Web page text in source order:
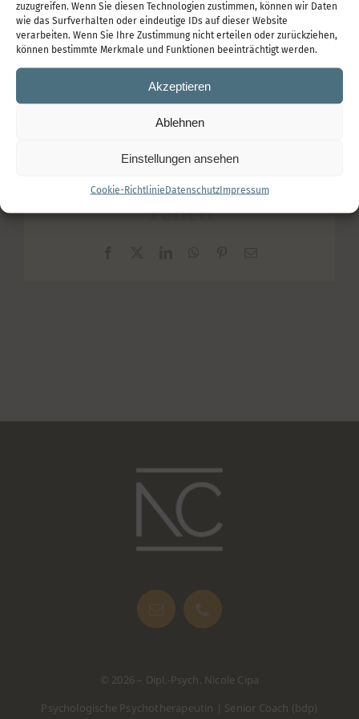
zuzugreifen. Wenn Sie diesen Technologien zustimmen, können wir Daten
wie das Surfverhalten oder eindeutige IDs auf dieser Website
verarbeiten. Wenn Sie Ihre Zustimmung nicht erteilen oder zurückziehen,
können bestimmte Merkmale und Funktionen beeinträchtigt werden.
Akzeptieren
Ablehnen
Einstellungen ansehen
Cookie-RichtlinieDatenschutzImpressum
vereinbaren, umlangfristig am Ball zu
bleibenodereinzelne Themen punktuell zu
bearbeiten.
Teilen
© 2026 – Dipl.-Psych. Nicole Cipa
Psychologische Psychotherapeutin | Senior Coach (bdp)